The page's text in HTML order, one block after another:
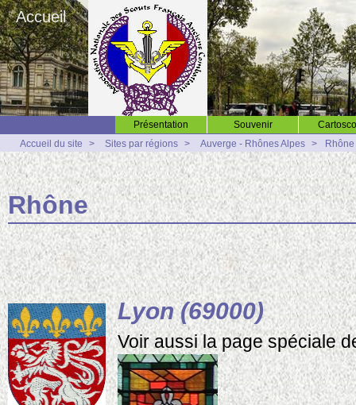
Accueil
Présentation Souvenir
Accueil du site
> Sites par régions > Auverge - Rhônes Alpes > Rhône
Rhône
Lyon (69000)
Voir aussi la page spéciale